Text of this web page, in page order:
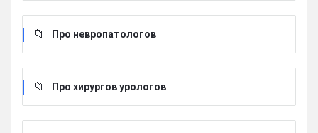
Про невропатологов
Про хирургов урологов